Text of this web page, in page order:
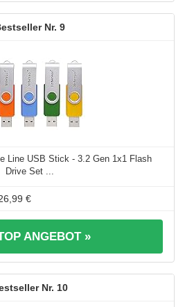
9
Line USB Stick - 3.2 Gen 1x1 Flash
Drive Set ...
€
ANGEBOT »
10